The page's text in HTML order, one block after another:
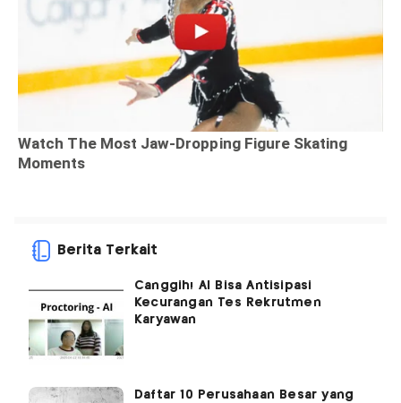
Berita Terkait
Canggih! AI Bisa Antisipasi
Kecurangan Tes Rekrutmen
Karyawan
Daftar 10 Perusahaan Besar yang